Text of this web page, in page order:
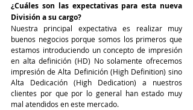
¿Cuáles son las expectativas para esta nueva
División a su cargo?
Nuestra principal expectativa es realizar muy
buenos negocios porque somos los primeros que
estamos introduciendo un concepto de impresión
en alta definición (HD) No solamente ofrecemos
impresión de Alta Definición (High Definition) sino
Alta Dedicación (High Dedication) a nuestros
clientes por que por lo general han estado muy
mal atendidos en este mercado.